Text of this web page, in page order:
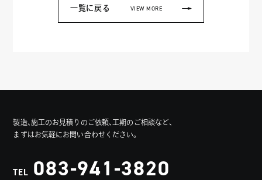
一覧に戻る VIEW MORE
製造、施工のお見積りのご依頼、工期のご相談など、
まずはお気軽にお問い合わせください。
TEL 083-941-3820